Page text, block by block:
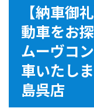
【納車御
動車をお
ムーヴコ
車いたし
島呉店